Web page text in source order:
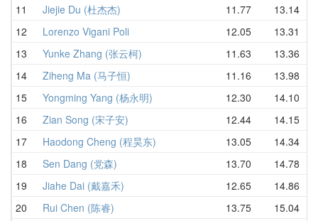
11
Jiejie Du (杜杰杰) 11.77 13.14
12
Lorenzo Vigani Poli 12.05 13.31
13
Yunke Zhang (张云柯) 11.63 13.36
14
Ziheng Ma (马子恒) 11.16 13.98
15
Yongming Yang (杨永明) 12.30 14.10
16
Zian Song (宋子安) 12.44 14.15
17
Haodong Cheng (程昊东) 13.05 14.34
18
Sen Dang (党森) 13.70 14.78
19
Jiahe Dai (戴嘉禾) 12.65 14.86
20
Rui Chen (陈睿) 13.75 15.04